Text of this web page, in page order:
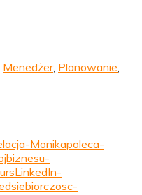
Menedżer, Planowanie,